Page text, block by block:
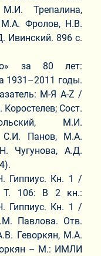
М.И. Трепалина,
Фролов, Н.В.
Ивинский. 896 с.
за 80 лет:
1931–2011 годы.
М-Я А-Z /
Сост.
М.И.
С.И. Панов, М.А.
Чугунова, А.Д.
Гиппиус. Кн. 1 /
Т. 106: В 2 кн.:
Гиппиус. Кн. 1 /
Павлова. Отв.
Геворкян, М.А.
– М.: ИМЛИ